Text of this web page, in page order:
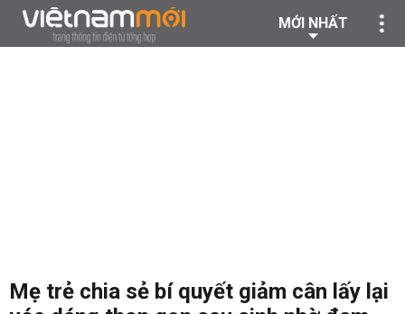
MỚI NHẤT
Mẹ trẻ chia sẻ bí quyết giảm cân lấy lại